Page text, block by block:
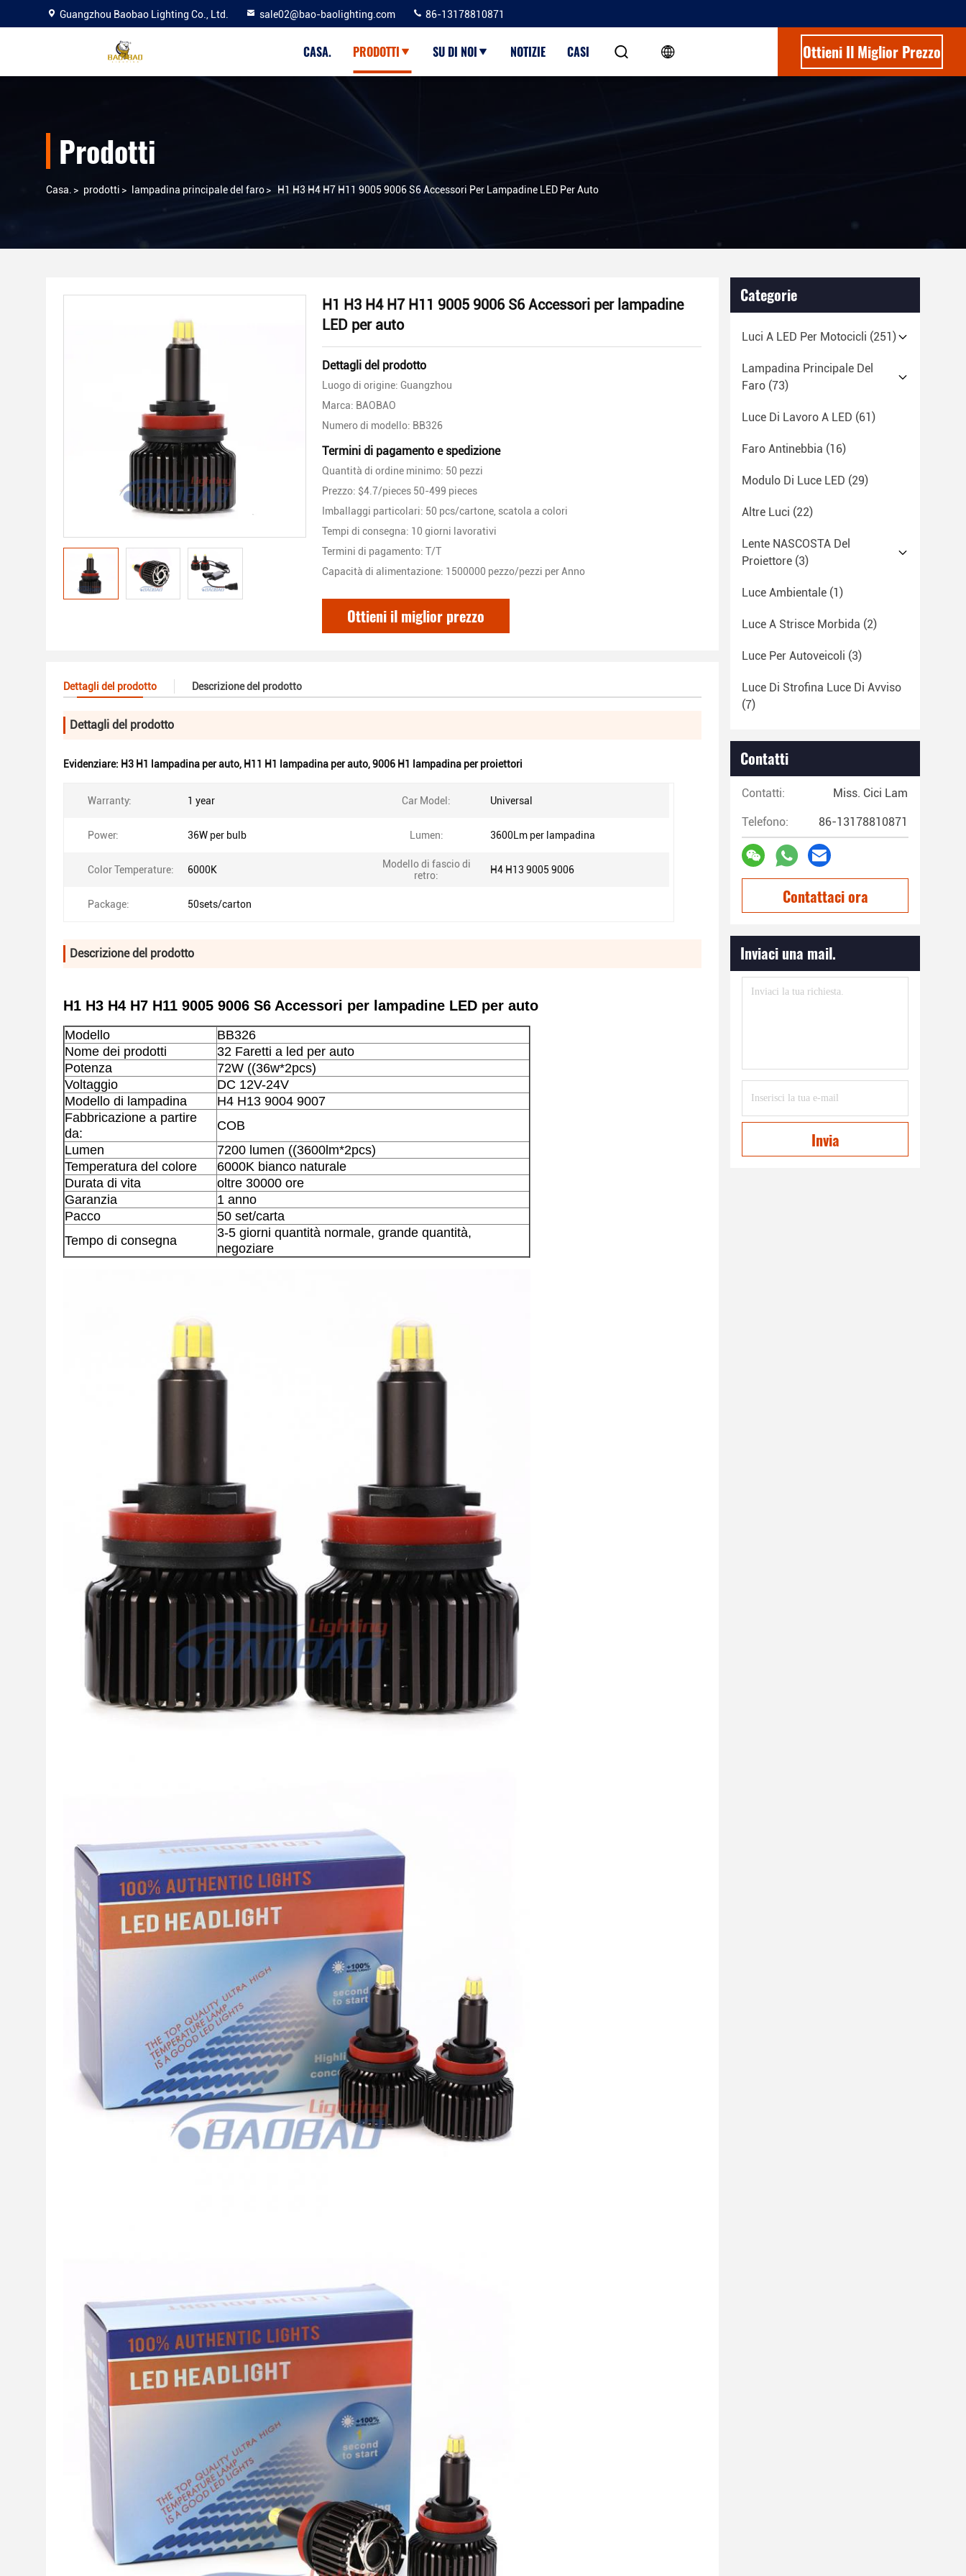
Guangzhou Baobao Lighting Co., Ltd. sale02@bao-baolighting.com 86-13178810871
CASA. PRODOTTI SU DI NOI NOTIZIE CASI Ottieni Il Miglior Prezzo
Prodotti
Casa. > prodotti > lampadina principale del faro> H1 H3 H4 H7 H11 9005 9006 S6 Accessori Per Lampadine LED Per Auto
H1 H3 H4 H7 H11 9005 9006 S6 Accessori per lampadine
LED per auto
Dettagli del prodotto
Luogo di origine: Guangzhou
Marca: BAOBAO
Numero di modello: BB326
Termini di pagamento e spedizione
Quantità di ordine minimo: 50 pezzi
Prezzo: $4.7/pieces 50-499 pieces
Imballaggi particolari: 50 pcs/cartone, scatola a colori
Tempi di consegna: 10 giorni lavorativi
Termini di pagamento: T/T
Capacità di alimentazione: 1500000 pezzo/pezzi per Anno
Ottieni il miglior prezzo
Dettagli del prodotto Descrizione del prodotto
Dettagli del prodotto
Evidenziare: H3 H1 lampadina per auto, H11 H1 lampadina per auto,9006 H1 lampadina per proiettori
Warranty: 1 year Car Model: Universal
Power: 36W per bulb Lumen: 3600Lm per lampadina
Color Temperature: 6000K
Modello di fascio di
retro:
H4 H13 9005 9006
Package: 50sets/carton
Descrizione del prodotto
H1 H3 H4 H7 H11 9005 9006 S6 Accessori per lampadine LED per auto
Modello
BB326
Nome dei prodotti
32 Faretti a led per auto
Potenza
72W ((36w*2pcs)
Voltaggio
DC 12V-24V
Modello di lampadina
H4 H13 9004 9007
Fabbricazione a partire
da:
COB
Lumen
7200 lumen ((3600lm*2pcs)
Temperatura del colore
6000K bianco naturale
Durata di vita
oltre 30000 ore
Garanzia
1 anno
Pacco
50 set/carta
Tempo di consegna
3-5 giorni quantità normale, grande quantità,
negoziare
Categorie
Luci A LED Per Motocicli (251)
Lampadina Principale Del
Faro (73)
Luce Di Lavoro A LED (61)
Faro Antinebbia (16)
Modulo Di Luce LED (29)
Altre Luci (22)
Lente NASCOSTA Del
Proiettore (3)
Luce Ambientale (1)
Luce A Strisce Morbida (2)
Luce Per Autoveicoli (3)
Luce Di Strofina Luce Di Avviso
(7)
Contatti
Contatti: Miss. Cici Lam
Telefono: 86-13178810871
Contattaci ora
Inviaci una mail.
Invia